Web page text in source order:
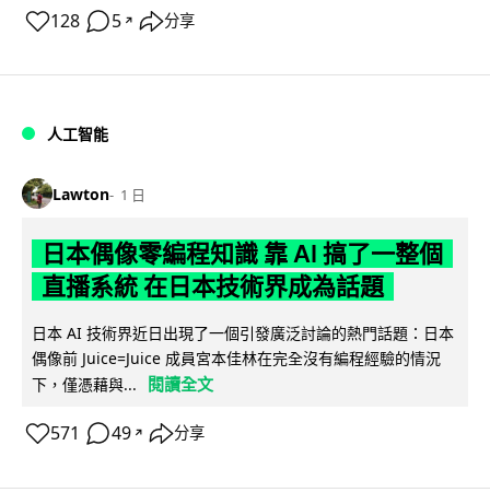
128 5 ↗ 分享
人工智能
Lawton 1 日
日本偶像零編程知識 靠 AI 搞了一整個
直播系統 在日本技術界成為話題
日本 AI 技術界近日出現了一個引發廣泛討論的熱門話題：日本
偶像前 Juice=Juice 成員宮本佳林在完全沒有編程經驗的情況
下，僅憑藉與...
閱讀全文
571 49 ↗ 分享